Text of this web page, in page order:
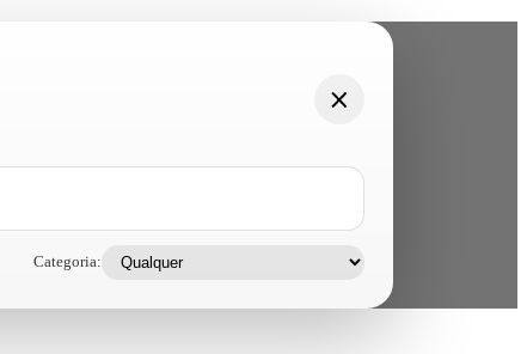
Categoria: